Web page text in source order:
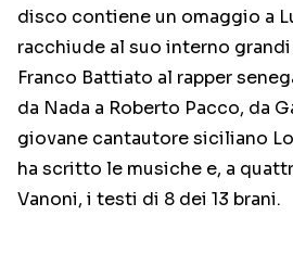
disco contiene un omaggio a
racchiude al suo interno
Franco Battiato al rapper
da Nada a Roberto Pacco, da
giovane cantautore siciliano
ha scritto le musiche e, a
Vanoni, i testi di 8 dei 13 brani.